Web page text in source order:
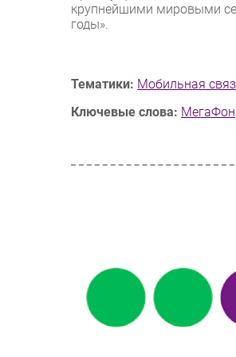
крупнейшими мировыми
годы».
Тематики: Мобильная
Ключевые слова: МегаФон